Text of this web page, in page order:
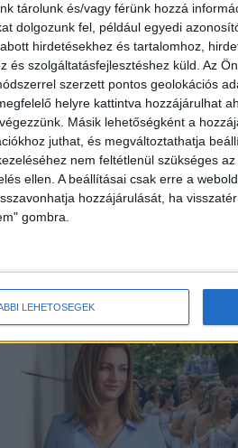
tárolunk és/vagy férünk hozzá
dolgozunk fel, például egyedi
hirdetésekhez és tartalomhoz,
és szolgáltatásfejlesztéshez küld. Az
szerzett pontos geolokációs
helyre kattintva hozzájárulhat
Másik lehetőségként a
juthat, és megváltoztathatja
nem feltétlenül szükséges
ellen. A beállításai csak erre a
hozzájárulását, ha
gombra.
LEHETŐSÉGEK
eltűnt tatai
holttestét
Csütörtökön, a
rendőrség
légirendészeti
szolgálatának
munkatársai
helikopteres